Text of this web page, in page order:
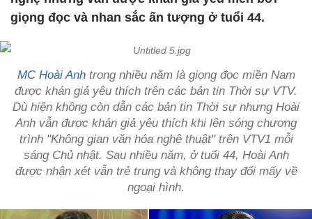
giọng đọc và nhan sắc ấn tượng ở tuổi 44.
MC Hoài Anhtrong nhiều năm là giọng đọc miền Nam
được khán giả yêu thích trên các bản tin Thời sự VTV.
Dù hiện không còn dẫn các bản tin Thời sự nhưng Hoài
Anh vẫn được khán giả yêu thích khi lên sóng chương
trình "Không gian văn hóa nghệ thuật" trên VTV1 mỗi
sáng Chủ nhật. Sau nhiều năm, ở tuổi 44, Hoài Anh
được nhận xét vẫn trẻ trung và không thay đổi mấy về
ngoại hình.